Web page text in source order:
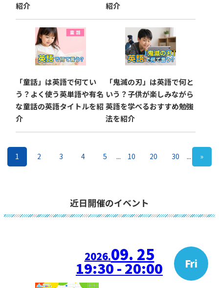
紹介
紹介
「童話」は英語で何てい
う？よく使う英単語や有名
な童話の英語タイトルを紹
介
「鬼滅の刃」は英語で何と
いう？子供が楽しみながら
英語を学べるおすすめ勉強
法を紹介
1 2 3 4 5 ... 10 20 30 ... »
近日開催のイベント
2026.09. 25 Fri
19:30 - 20:00